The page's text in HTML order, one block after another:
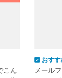
こん
おすす
メール